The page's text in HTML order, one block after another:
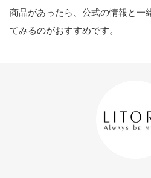
商品があったら、公式の情報と一
てみるのがおすすめです。